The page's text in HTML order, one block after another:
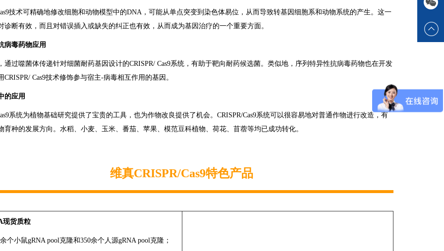
技术可精确地修改细胞和动物模型中的DNA，可能从单点突变到染色体易位，从而导致转基因细胞系和动物系统的产生。这一
诊断有效，而且对错误插入或缺失的纠正也有效，从而成为基因治疗的一个重要方面。
病毒药物应用
通过噬菌体传递针对细菌耐药基因设计的CRISPR/ Cas9系统，有助于靶向耐药候选菌。类似地，序列特异性抗病毒药物也在开发
CRISPR/ Cas9技术修饰参与宿主-病毒相互作用的基因。
的应用
系统为植物基础研究提供了宝贵的工具，也为作物改良提供了机会。CRISPR/Cas9系统可以很容易地对普通作物进行改造，有
育种的发展方向。水稻、小麦、玉米、番茄、苹果、模范豆科植物、荷花、苜蓿等均已成功转化。
维真CRISPR/Cas9特色产品
现货质粒
余个小鼠gRNA pool克隆和350余个人源gRNA pool克隆；